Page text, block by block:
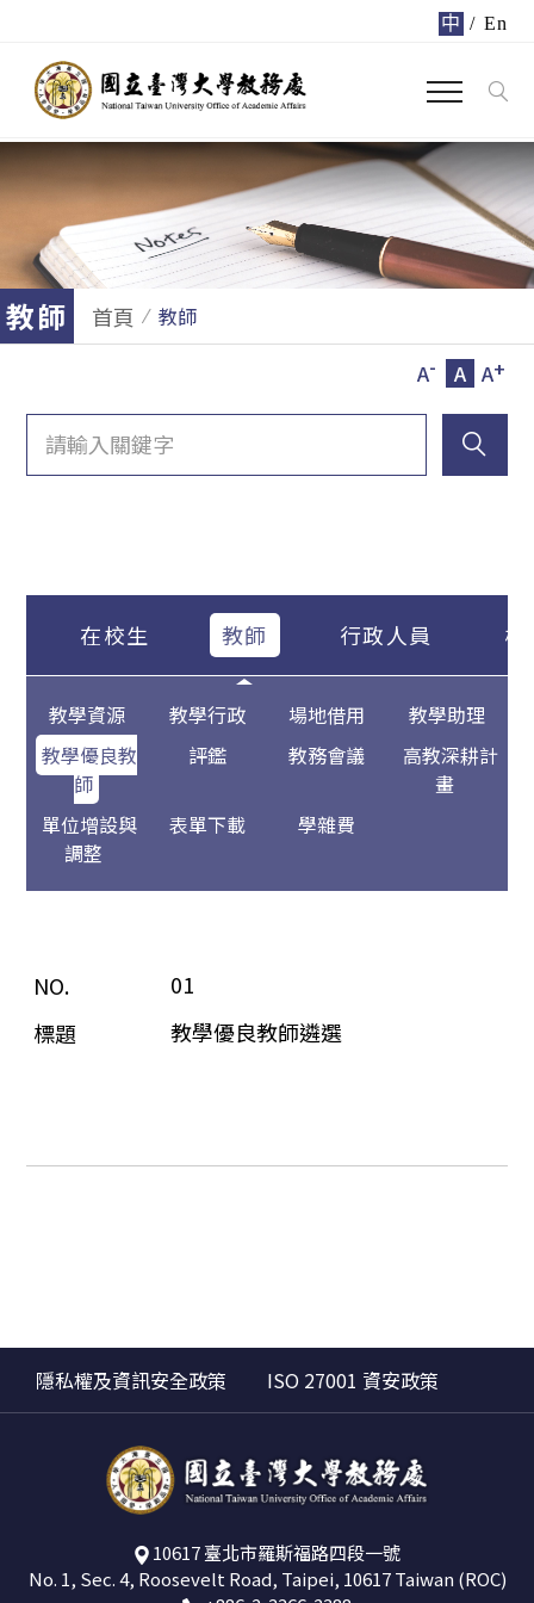
中 / En
教師 首頁
教師
A- A A+
在校生 教師 行政人員 校
教學資源 教學行政 場地借用
教學助理
教學優良教
師
評鑑 教務會議
高教深耕計
畫
單位增設與
調整
表單下載 學雜費
01
教學優良教師遴選
隱私權及資訊安全政策 ISO 27001 資安政策
10617 臺北市羅斯福路四段一號
No. 1, Sec. 4, Roosevelt Road, Taipei, 10617 Taiwan (ROC)